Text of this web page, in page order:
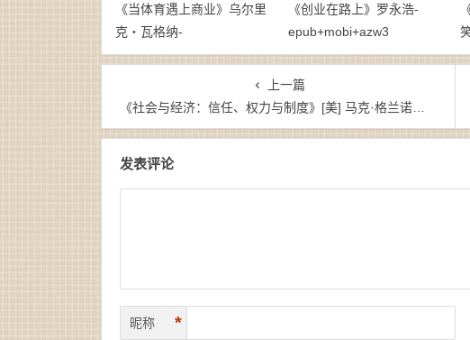
《当体育遇上商业》乌尔里
克・瓦格纳-
epub+mobi+azw3
《创业在路上》罗永浩-
epub+mobi+azw3
上一篇
《社会与经济：信任、权力与制度》[美] 马克·格兰诺维特-epub+mobi+azw3
发表评论
昵称 *